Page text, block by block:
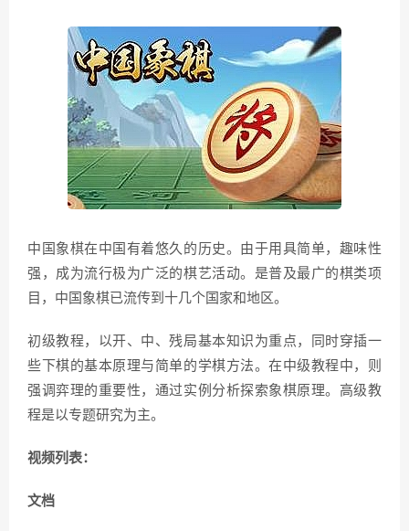
中国象棋在中国有着悠久的历史。由于用具简单，趣味性
强，成为流行极为广泛的棋艺活动。是普及最广的棋类项
目，中国象棋已流传到十几个国家和地区。
初级教程，以开、中、残局基本知识为重点，同时穿插一
些下棋的基本原理与简单的学棋方法。在中级教程中，则
强调弈理的重要性，通过实例分析探索象棋原理。高级教
程是以专题研究为主。
视频列表：
文档